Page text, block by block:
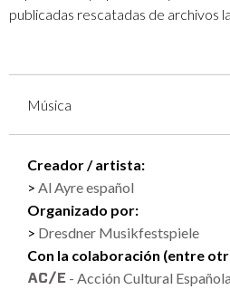
publicadas rescatadas de archivos
Música
Creador / artista:
Al Ayre español
Organizado por:
Dresdner Musikfestspiele
Con la colaboración (entre
- Acción Cultural Española